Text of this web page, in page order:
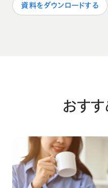
資料をダウンロードする
おす